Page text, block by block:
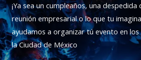
¡Ya sea un cumpleaños, una despedida
reunión empresarial o lo que tu
ayudamos a organizar tú evento en
la Ciudad de México